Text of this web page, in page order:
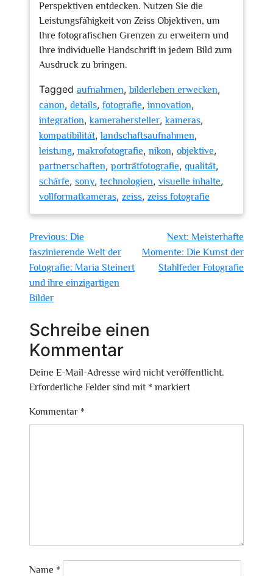
Perspektiven entdecken. Nutzen Sie die
Leistungsfähigkeit von Zeiss Objektiven, um
Ihre fotografischen Grenzen zu erweitern und
Ihre individuelle Handschrift in jedem Bild zum
Ausdruck zu bringen.
Tagged aufnahmen,bilderleben erwecken,
canon, details, fotografie, innovation,
integration,kamerahersteller,kameras,
kompatibilität,landschaftsaufnahmen,
leistung, makrofotografie, nikon, objektive,
partnerschaften, porträtfotografie, qualität,
schärfe, sony, technologien, visuelle inhalte,
vollformatkameras, zeiss, zeiss fotografie
Beitragsnavigation
Previous: Die
faszinierende Welt der
Fotografie: Maria Steinert
und ihre einzigartigen
Bilder
Next: Meisterhafte
Momente: Die Kunst der
Stahlfeder Fotografie
Schreibe einen
Kommentar
Deine E-Mail-Adresse wird nicht veröffentlicht.
Erforderliche Felder sind mit * markiert
Kommentar *
Name *